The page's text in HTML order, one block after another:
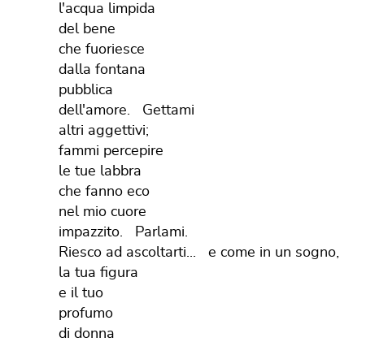
l'acqua limpida
del bene
che fuoriesce
dalla fontana
pubblica
dell'amore. Gettami
altri aggettivi;
fammi percepire
le tue labbra
che fanno eco
nel mio cuore
impazzito. Parlami.
Riesco ad ascoltarti... e come in un sogno,
la tua figura
e il tuo
profumo
di donna